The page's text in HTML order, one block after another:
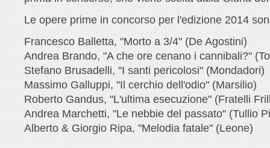
Le opere prime in concorso per l'edizione 2014
Francesco Balletta, "Morto a 3/4" (De Agostini)
Andrea Brando, "A che ore cenano i cannibali?"
Stefano Brusadelli, "I santi pericolosi" (Mondadori)
Massimo Galluppi, "Il cerchio dell'odio" (Marsilio)
Roberto Gandus, "L'ultima esecuzione" (Fratelli
Andrea Marchetti, "Le nebbie del passato" (Tullio
Alberto & Giorgio Ripa, "Melodia fatale" (Leone)